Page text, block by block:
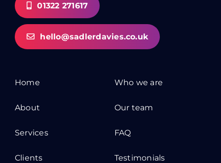
01322 271617
hello@sadlerdavies.co.uk
Home
About
Services
Clients
Who we are
Our team
FAQ
Testimonials